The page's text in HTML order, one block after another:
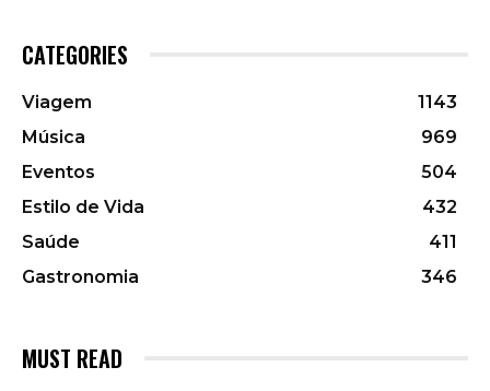
CATEGORIES
Viagem
1143
Música
969
Eventos
504
Estilo de Vida
432
Saúde
411
Gastronomia
346
MUST READ